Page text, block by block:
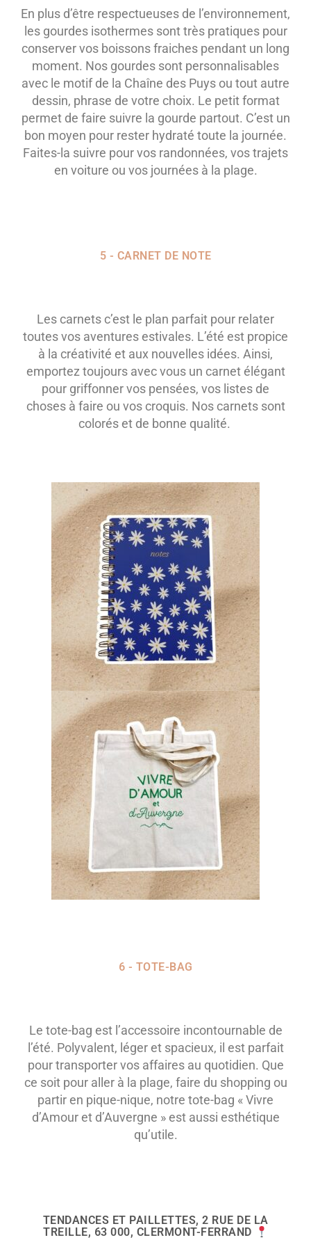
En plus d’être respectueuses de l’environnement,
les gourdes isothermes sont très pratiques pour
conserver vos boissons fraiches pendant un long
moment. Nos gourdes sont personnalisables
avec le motif de la Chaîne des Puys ou tout autre
dessin, phrase de votre choix. Le petit format
permet de faire suivre la gourde partout. C’est un
bon moyen pour rester hydraté toute la journée.
Faites-la suivre pour vos randonnées, vos trajets
en voiture ou vos journées à la plage.
5 - CARNET DE NOTE
Les carnets c’est le plan parfait pour relater
toutes vos aventures estivales. L’été est propice
à la créativité et aux nouvelles idées. Ainsi,
emportez toujours avec vous un carnet élégant
pour griffonner vos pensées, vos listes de
choses à faire ou vos croquis. Nos carnets sont
colorés et de bonne qualité.
6 - TOTE-BAG
Le tote-bag est l’accessoire incontournable de
l’été. Polyvalent, léger et spacieux, il est parfait
pour transporter vos affaires au quotidien. Que
ce soit pour aller à la plage, faire du shopping ou
partir en pique-nique, notre tote-bag « Vivre
d’Amour et d’Auvergne » est aussi esthétique
qu’utile.
TENDANCES ET PAILLETTES, 2 RUE DE LA
TREILLE, 63 000, CLERMONT-FERRAND